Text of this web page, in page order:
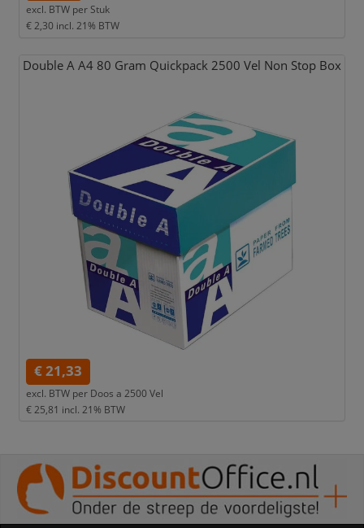
excl. BTW per Stuk
€ 2,30 incl. 21% BTW
Double A A4 80 Gram Quickpack 2500 Vel Non Stop Box
€ 21,33
excl. BTW per Doos a 2500 Vel
€ 25,81 incl. 21% BTW